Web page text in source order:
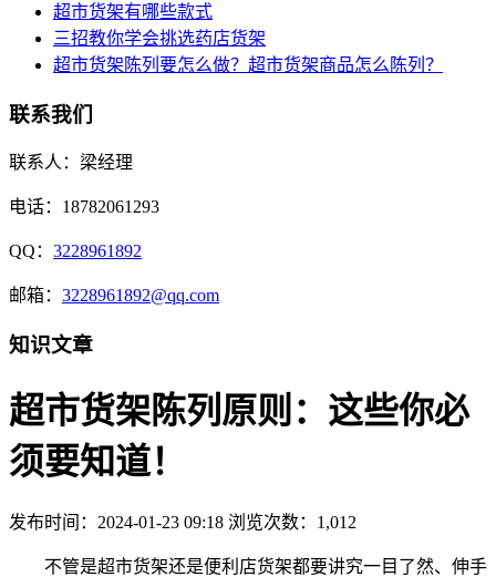
超市货架有哪些款式
三招教你学会挑选药店货架
超市货架陈列要怎么做？超市货架商品怎么陈列？
联系我们
联系人：梁经理
电话：18782061293
QQ： 3228961892
邮箱： 3228961892@qq.com
知识文章
超市货架陈列原则：这些你必
须要知道！
发布时间：2024-01-23 09:18 浏览次数：1,012
不管是超市货架还是便利店货架都要讲究一目了然、伸手